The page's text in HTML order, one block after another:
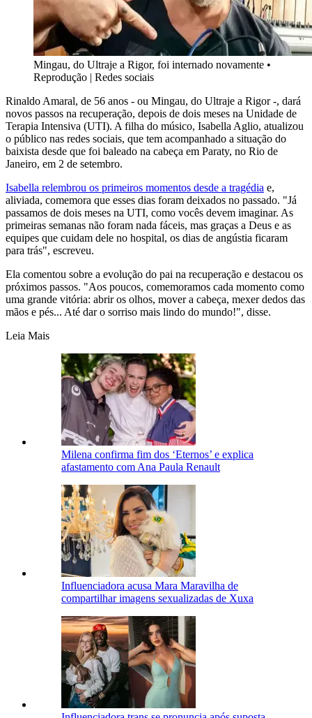
Mingau, do Ultraje a Rigor, foi internado novamente •
Reprodução | Redes sociais
Rinaldo Amaral, de 56 anos - ou Mingau, do Ultraje a Rigor -, dará
novos passos na recuperação, depois de dois meses na Unidade de
Terapia Intensiva (UTI). A filha do músico, Isabella Aglio, atualizou
o público nas redes sociais, que tem acompanhado a situação do
baixista desde que foi baleado na cabeça em Paraty, no Rio de
Janeiro, em 2 de setembro.
Isabella relembrou os primeiros momentos desde a tragédia e,
aliviada, comemora que esses dias foram deixados no passado. "Já
passamos de dois meses na UTI, como vocês devem imaginar. As
primeiras semanas não foram nada fáceis, mas graças a Deus e as
equipes que cuidam dele no hospital, os dias de angústia ficaram
para trás", escreveu.
Ela comentou sobre a evolução do pai na recuperação e destacou os
próximos passos. "Aos poucos, comemoramos cada momento como
uma grande vitória: abrir os olhos, mover a cabeça, mexer dedos das
mãos e pés... Até dar o sorriso mais lindo do mundo!", disse.
Leia Mais
Milena confirma fim dos ‘Eternos’ e explica
afastamento com Ana Paula Renault
Influenciadora acusa Mara Maravilha de
compartilhar imagens sexualizadas de Xuxa